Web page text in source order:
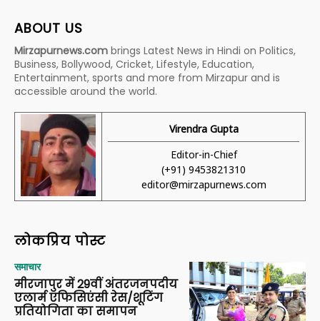
ABOUT US
Mirzapurnews.com brings Latest News in Hindi on Politics,
Business, Bollywood, Cricket, Lifestyle, Education,
Entertainment, sports and more from Mirzapur and is
accessible around the world.
Virendra Gupta
Editor-in-Chief
(+91) 9453821310
editor@mirzapurnews.com
लोकप्रिय पोस्ट
समाचार
मीरजापुर में 29वीं अंतरजनपदीय
एलार्म एफिसिएंसी रेस/शूटिंग
प्रतियोगिता का समापन